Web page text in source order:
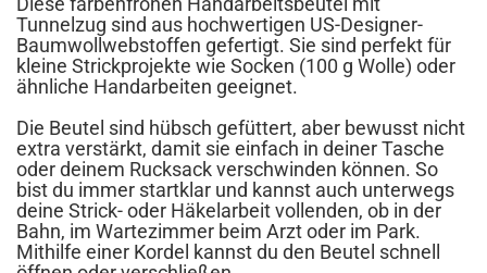
Tunnelzug sind aus hochwertigen US-Designer-
Baumwollwebstoffen gefertigt. Sie sind perfekt für
kleine Strickprojekte wie Socken (100 g Wolle) oder
ähnliche Handarbeiten geeignet.
Die Beutel sind hübsch gefüttert, aber bewusst nicht
extra verstärkt, damit sie einfach in deiner Tasche
oder deinem Rucksack verschwinden können. So
bist du immer startklar und kannst auch unterwegs
deine Strick- oder Häkelarbeit vollenden, ob in der
Bahn, im Wartezimmer beim Arzt oder im Park.
Mithilfe einer Kordel kannst du den Beutel schnell